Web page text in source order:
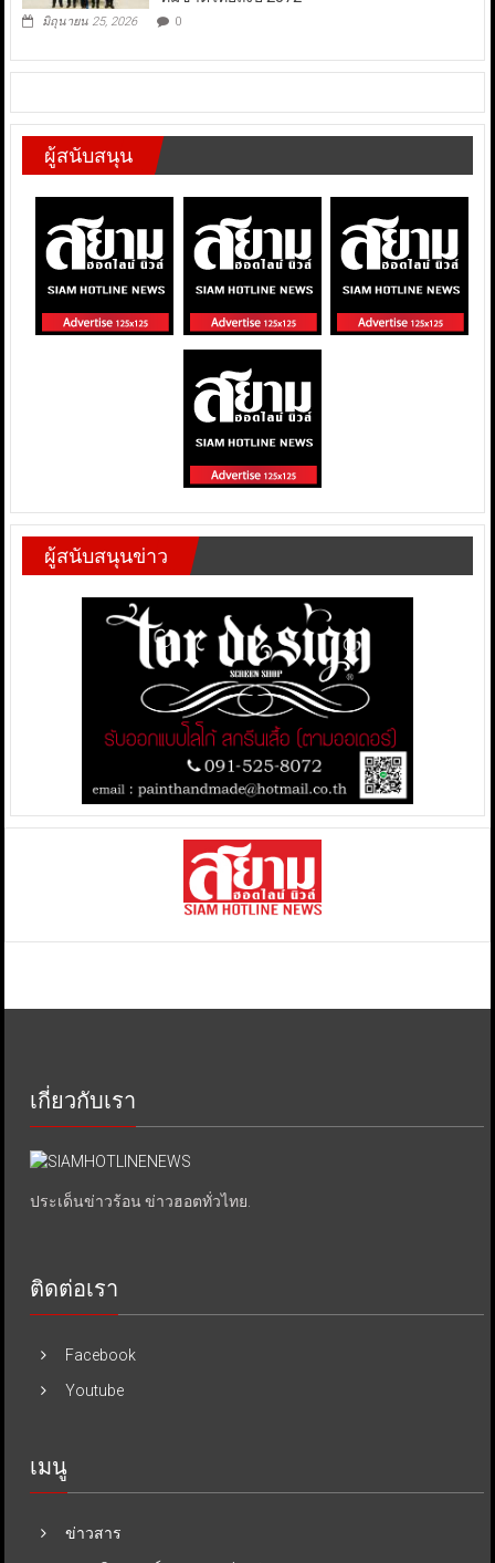
มิถุนายน 25, 2026 0
ผู้สนับสนุน
ผู้สนับสนุนข่าว
เกี่ยวกับเรา
ประเด็นข่าวร้อน ข่าวฮอตทั่วไทย.
ติดต่อเรา
Facebook
Youtube
เมนู
ข่าวสาร